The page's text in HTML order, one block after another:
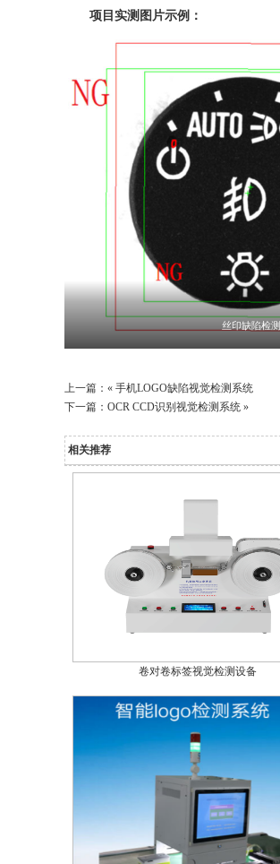
项目实测图片示例：
丝印缺陷检测
上一篇：« 手机LOGO缺陷视觉检测系统
下一篇： OCR CCD识别视觉检测系统 »
相关推荐
卷对卷标签视觉检测设备